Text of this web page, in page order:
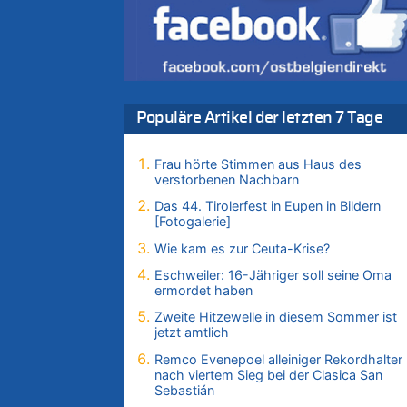
Fakten zu
Zweite Hitzewelle in diesem Sommer ist
amtlich
06.08.2026 - 17:51 von ne Hondsjong zu
amtlich
06.08.2026 - 17:24 von Dax zu
amtlich
06.08.2026 - 17:23 von Hans L. zu
Zweite Hitzewelle in diesem Sommer ist
amtlich
06.08.2026 - 17:21 von Dax zu
Zweite Hitzewelle in diesem Sommer ist
amtlich
06.08.2026 - 17:01 von Wahlstimme? zu
FIFA-Spitze demonstriert Einigkeit trotz Kritik
Infantino
06.08.2026 - 16:53 von Frage zu
Populäre Artikel der letzten 7 Tage
Frau hörte Stimmen aus Haus des
verstorbenen Nachbarn
Das 44. Tirolerfest in Eupen in Bildern
[Fotogalerie]
Wie kam es zur Ceuta-Krise?
Eschweiler: 16-Jähriger soll seine Oma
ermordet haben
Zweite Hitzewelle in diesem Sommer ist
jetzt amtlich
Remco Evenepoel alleiniger Rekordhalter
nach viertem Sieg bei der Clasica San
Sebastián